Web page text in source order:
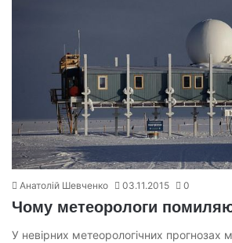
Анатолій Шевченко 03.11.2015 0
Чому метеорологи
У невірних метеорологічних прогнозах